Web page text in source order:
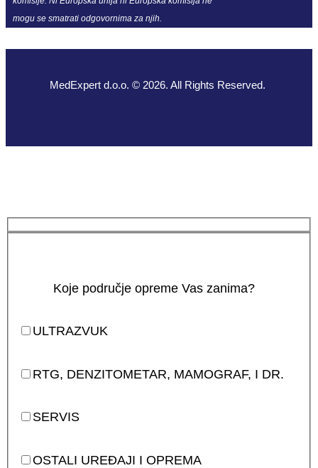
mogu se smatrati odgovornima za njih.
MedExpert d.o.o. © 2026. All Rights Reserved.
Koje područje opreme Vas zanima?
ULTRAZVUK
RTG, DENZITOMETAR, MAMOGRAF, I DR.
SERVIS
OSTALI UREĐAJI I OPREMA